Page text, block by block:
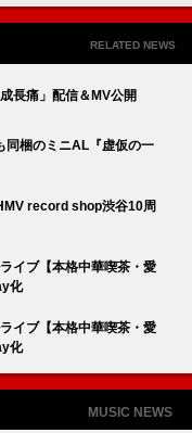
RELATED NEWS
長痛」配信＆MV公開
同梱のミニAL『虚仮の一
record shop渋谷10周
イブ【本格中華喫茶・愛
化
イブ【本格中華喫茶・愛
化
MUSIC NEWS